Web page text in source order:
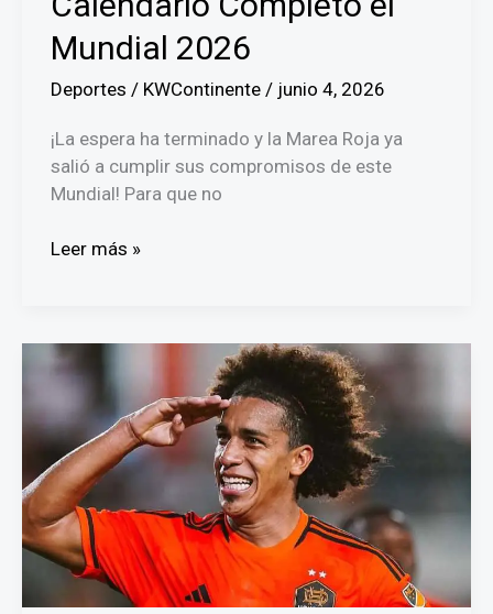
en
el
Estadio
Azteca
Mundial 2026
Deportes / KWContinente / junio 4, 2026
¡La espera ha terminado y la Marea Roja ya
salió a cumplir sus compromisos de este
Mundial! Para que no
¡La
marcha!
Calendario
Completo
el
Mundial
2026
Leer más »